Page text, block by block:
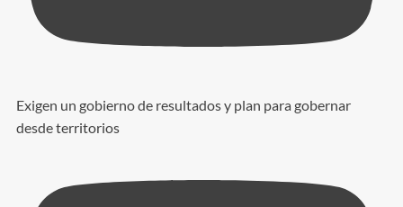
Exigen un gobierno de resultados y plan para gobernar
desde territorios